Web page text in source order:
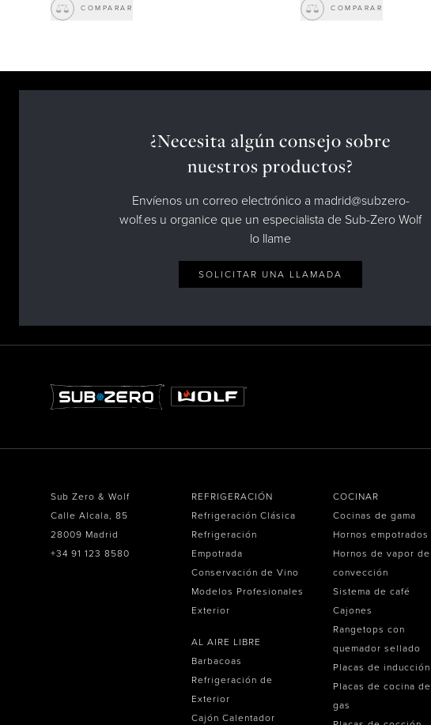
COMPARAR COMPARAR
¿Necesita algún consejo sobre
nuestros productos?
Envíenos un correo electrónico a madrid@subzero-
wolf.es u organice que un especialista de Sub-Zero Wolf
lo llame
SOLICITAR UNA LLAMADA
Sub Zero & Wolf
Calle Alcala, 85
28009 Madrid
+34 91 123 8580
REFRIGERACIÓN
Refrigeración Clásica
Refrigeración
Empotrada
Conservación de Vino
Modelos Profesionales
Exterior
AL AIRE LIBRE
Barbacoas
Refrigeración de
Exterior
Cajón Calentador
COCINAR
Cocinas de gama
Hornos empotrados
Hornos de vapor de
convección
Sistema de café
Cajones
Rangetops con
quemador sellado
Placas de inducción
Placas de cocina de
gas